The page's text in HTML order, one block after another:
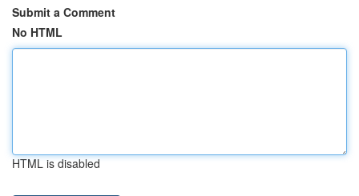
Submit a Comment
No HTML
HTML is disabled